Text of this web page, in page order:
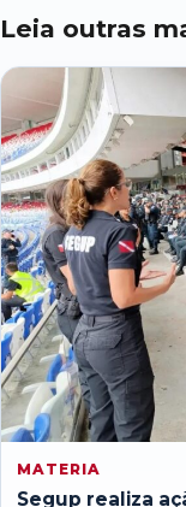
Leia outras
MATERIA
Segup realiza